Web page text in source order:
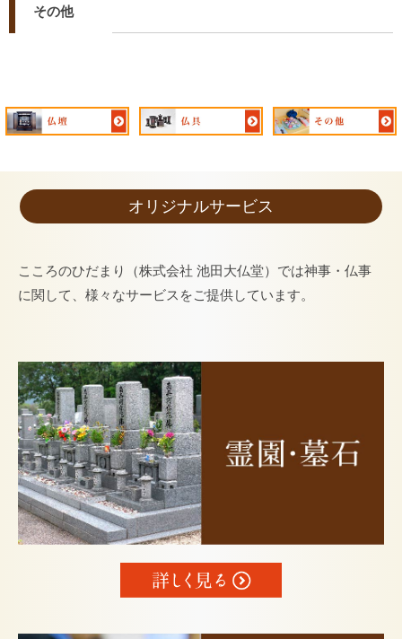
その他
オリジナルサービス
こころのひだまり（株式会社 池田大仏堂）では神事・仏事
に関して、様々なサービスをご提供しています。